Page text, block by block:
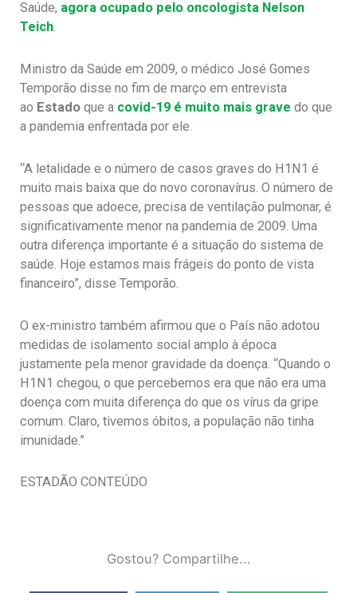
Saúde, agora ocupado pelo oncologista Nelson
Teich.
Ministro da Saúde em 2009, o médico José Gomes
Temporão disse no fim de março em entrevista
ao Estado que a covid-19 é muito mais grave do que
a pandemia enfrentada por ele.
“A letalidade e o número de casos graves do H1N1 é
muito mais baixa que do novo coronavírus. O número de
pessoas que adoece, precisa de ventilação pulmonar, é
significativamente menor na pandemia de 2009. Uma
outra diferença importante é a situação do sistema de
saúde. Hoje estamos mais frágeis do ponto de vista
financeiro”, disse Temporão.
O ex-ministro também afirmou que o País não adotou
medidas de isolamento social amplo à época
justamente pela menor gravidade da doença. “Quando o
H1N1 chegou, o que percebemos era que não era uma
doença com muita diferença do que os vírus da gripe
comum. Claro, tivemos óbitos, a população não tinha
imunidade.”
ESTADÃO CONTEÚDO
Gostou? Compartilhe...